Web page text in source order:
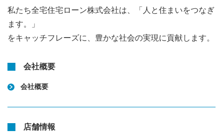
私たち全宅住宅ローン株式会社は、「人と住まいをつなぎ
ます。」
をキャッチフレーズに、豊かな社会の実現に貢献します。
会社概要
会社概要
店舗情報